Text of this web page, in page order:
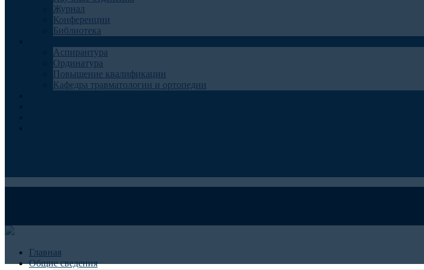
Журнал
Конференции
Библиотека
Аспирантура
Ординатура
Повышение квалификации
Кафедра травматологии и ортопедии
Главная
Общие сведения